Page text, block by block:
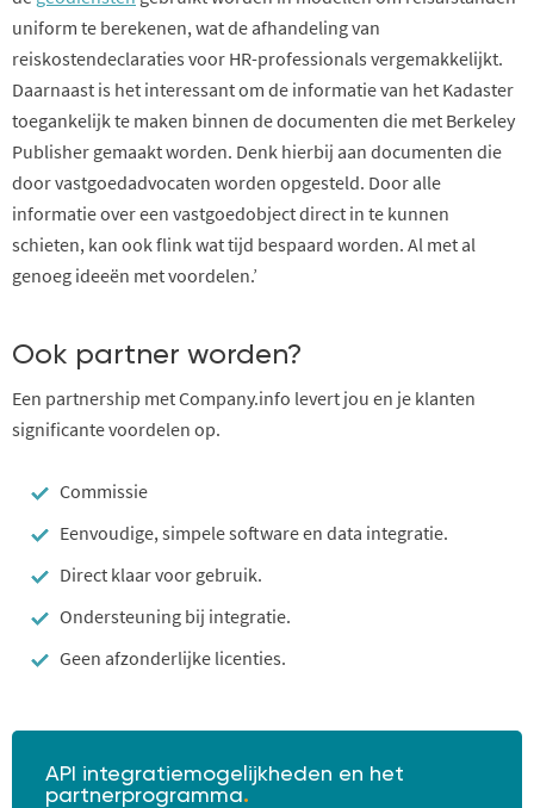
uniform te berekenen, wat de afhandeling van
reiskostendeclaraties voor HR-professionals vergemakkelijkt.
Daarnaast is het interessant om de informatie van het Kadaster
toegankelijk te maken binnen de documenten die met Berkeley
Publisher gemaakt worden. Denk hierbij aan documenten die
door vastgoedadvocaten worden opgesteld. Door alle
informatie over een vastgoedobject direct in te kunnen
schieten, kan ook flink wat tijd bespaard worden. Al met al
genoeg ideeën met voordelen.’
Ook partner worden?
Een partnership met Company.info levert jou en je klanten
significante voordelen op.
Commissie
Eenvoudige, simpele software en data integratie.
Direct klaar voor gebruik.
Ondersteuning bij integratie.
Geen afzonderlijke licenties.
API integratiemogelijkheden en het
partnerprogramma.